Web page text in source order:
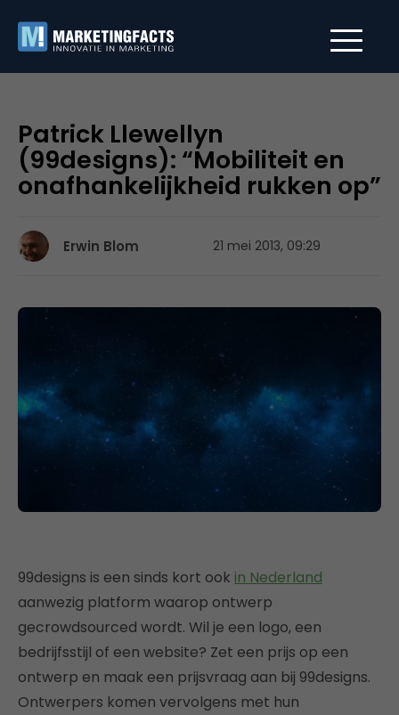
Patrick Llewellyn
(99designs): “Mobiliteit en
onafhankelijkheid rukken op”
Erwin Blom 21 mei 2013, 09:29
99designs is een sinds kort ook in Nederland
aanwezig platform waarop ontwerp
gecrowdsourced wordt. Wil je een logo, een
bedrijfsstijl of een website? Zet een prijs op een
ontwerp en maak een prijsvraag aan bij 99designs.
Ontwerpers komen vervolgens met hun